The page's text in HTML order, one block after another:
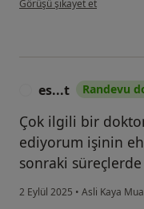
Görüşü şikayet et
es...t Randevu
Çok ilgili bir
ediyorum işinin
sonraki
2 Eylül 2025 • Asli Kaya